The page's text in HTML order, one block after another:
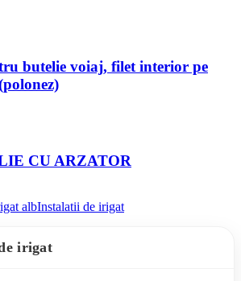
butelie voiaj, filet interior pe
CU ARZATOR
Instalatii de irigat
irigat